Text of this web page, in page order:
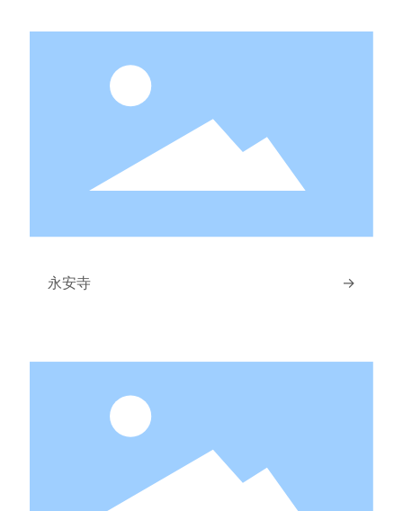
天地有五岳，恒岳居其北。岩峦叠万重，鬼怪
永安寺 →